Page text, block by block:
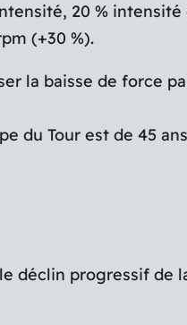
20 %
(+30 %).
la baisse de force
du Tour est de 45
déclin progressif de